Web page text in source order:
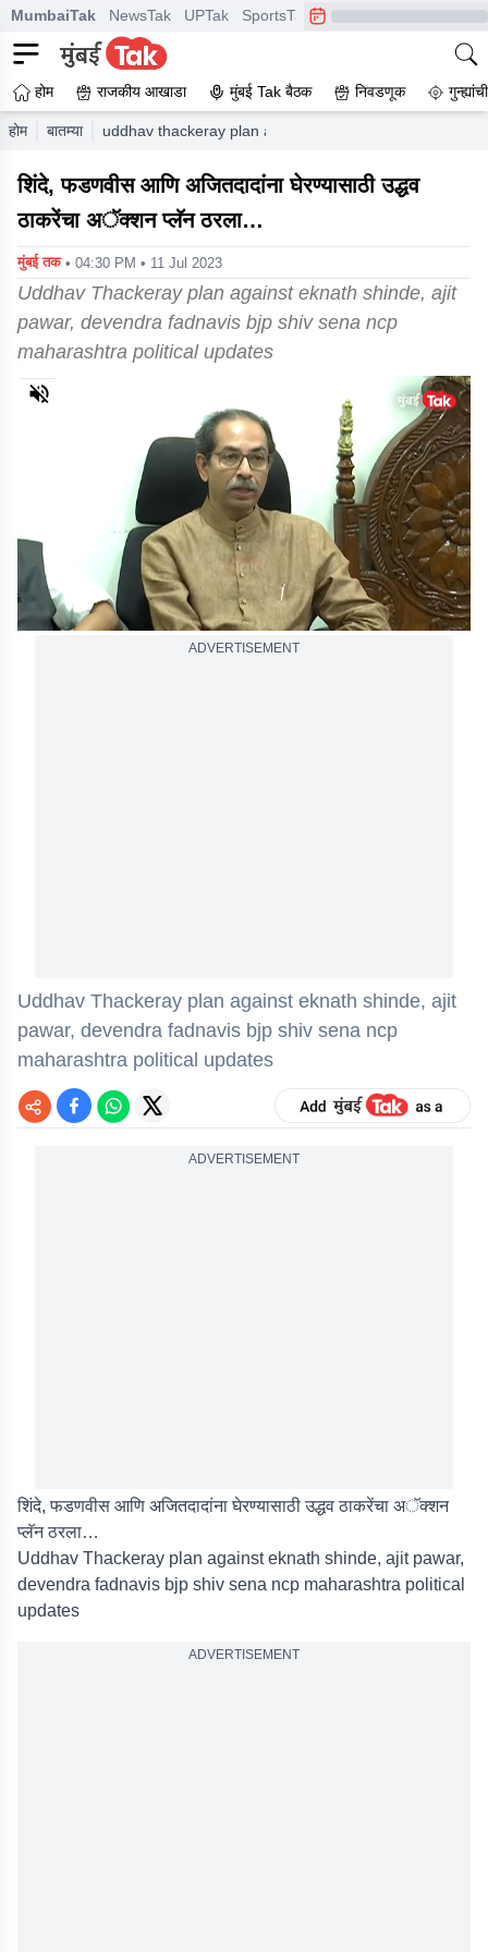
MumbaiTak NewsTak UPTak SportsTak CrimeTak
होम राजकीय आखाडा मुंबई Tak बैठक निवडणूक
होम बातम्या uddhav thackeray plan against eknath shinde ajit
शिंदे, फडणवीस आणि अजितदादांना घेरण्यासाठी उद्धव
ठाकरेंचा अॅक्शन प्लॅन ठरला…
मुंबई तक • 04:30 PM • 11 Jul 2023
Uddhav Thackeray plan against eknath shinde, ajit
pawar, devendra fadnavis bjp shiv sena ncp
maharashtra political updates
0
of
ADVERTISEMENT
Uddhav Thackeray plan against eknath shinde, ajit
pawar, devendra fadnavis bjp shiv sena ncp
maharashtra political updates
ADVERTISEMENT
शिंदे, फडणवीस आणि अजितदादांना घेरण्यासाठी उद्धव ठाकरेंचा अॅक्शन
प्लॅन ठरला…
Uddhav Thackeray plan against eknath shinde, ajit pawar,
devendra fadnavis bjp shiv sena ncp maharashtra political
updates
ADVERTISEMENT